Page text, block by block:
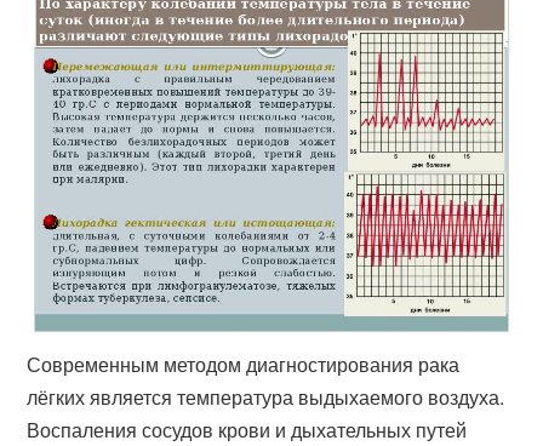
Современным методом диагностирования рака
лёгких является температура выдыхаемого воздуха.
Воспаления сосудов крови и дыхательных путей